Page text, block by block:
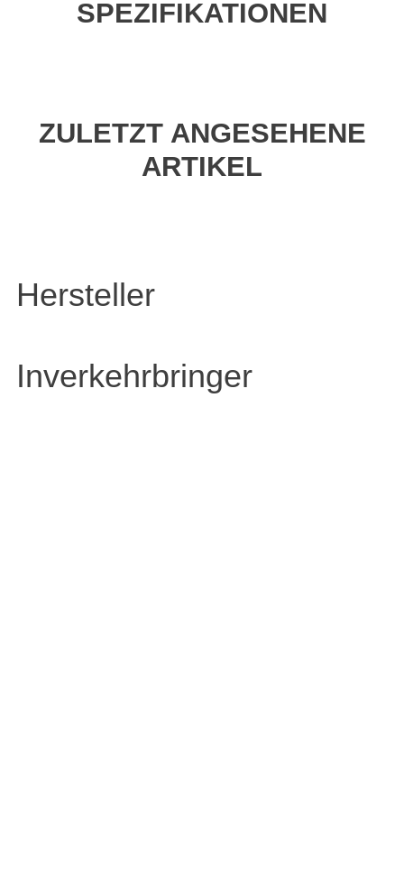
SPEZIFIKATIONEN
ZULETZT ANGESEHENE
ARTIKEL
Hersteller
Inverkehrbringer